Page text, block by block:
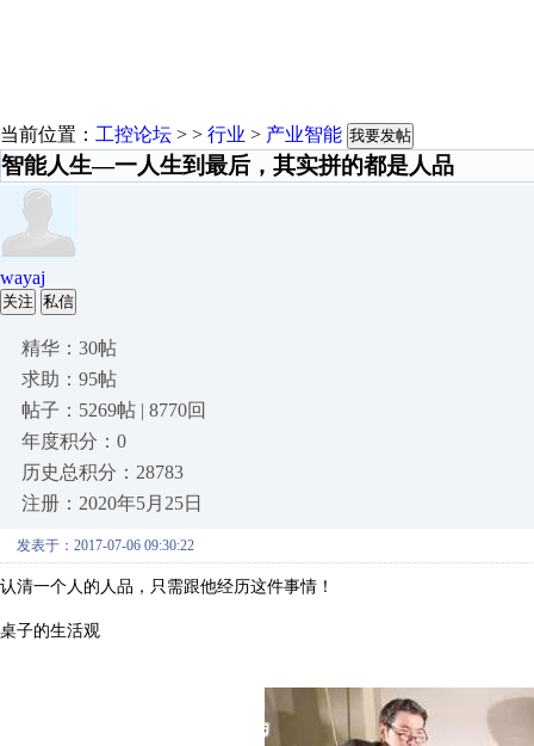
当前位置： 工控论坛 > > 行业 > 产业智能 我要发帖
智能人生—一人生到最后，其实拼的都是人品
wayaj
关注 私信
精华：30帖
求助：95帖
帖子：5269帖 | 8770回
年度积分：0
历史总积分：28783
注册：2020年5月25日
发表于：2017-07-06 09:30:22
认清一个人的人品，只需跟他经历这件事情！
桌子的生活观